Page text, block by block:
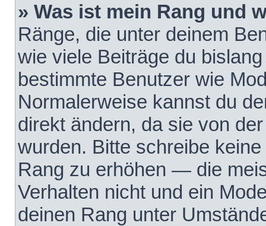
» Was ist mein Rang und
Ränge, die unter deinem
wie viele Beiträge du
bestimmte Benutzer wie
Normalerweise kannst du
direkt ändern, da sie von
wurden. Bitte schreibe
Rang zu erhöhen — die
Verhalten nicht und ein
deinen Rang unter